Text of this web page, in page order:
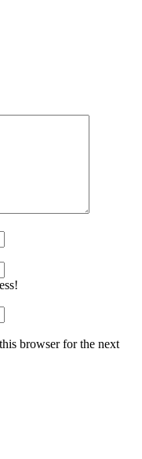
browser for the next